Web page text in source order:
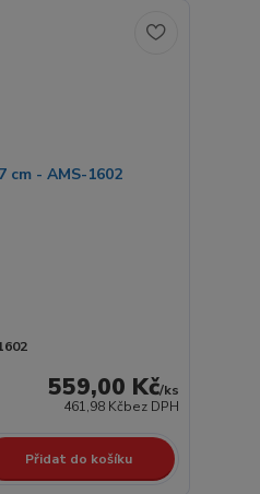
559,00 Kč/ks
461,98 Kčbez DPH
Přidat do košíku